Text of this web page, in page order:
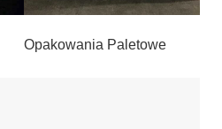
Opakowania Paletowe